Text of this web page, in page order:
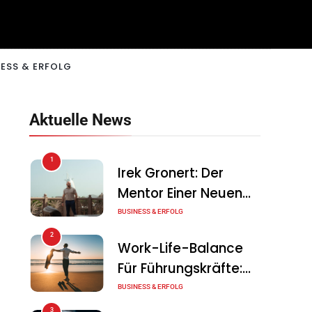
& ERFOLG
Aktuelle News
1
Irek Gronert: Der
Mentor Einer Neuen
Generation Von
BUSINESS & ERFOLG
2
Work-Life-Balance
Für Führungskräfte:
Illusion Oder Echte
BUSINESS & ERFOLG
3